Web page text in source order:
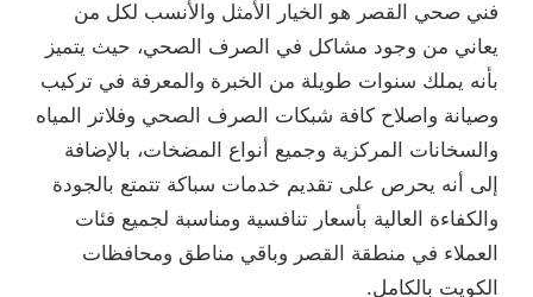
فني صحي القصر هو الخيار الأمثل والأنسب لكل من
يعاني من وجود مشاكل في الصرف الصحي، حيث يتميز
بأنه يملك سنوات طويلة من الخبرة والمعرفة في تركيب
وصيانة واصلاح كافة شبكات الصرف الصحي وفلاتر المياه
والسخانات المركزية وجميع أنواع المضخات، بالإضافة
إلى أنه يحرص على تقديم خدمات سباكة تتمتع بالجودة
والكفاءة العالية بأسعار تنافسية ومناسبة لجميع فئات
العملاء في منطقة القصر وباقي مناطق ومحافظات
الكويت بالكامل.